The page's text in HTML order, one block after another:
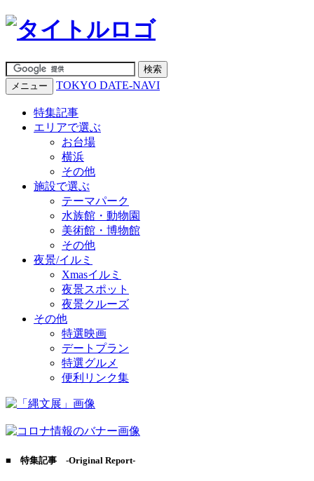
メニュー TOKYO DATE-NAVI
特集記事
エリアで選ぶ
お台場
横浜
その他
施設で選ぶ
テーマパーク
水族館・動物園
美術館・博物館
その他
夜景/イルミ
Xmasイルミ
夜景スポット
夜景クルーズ
その他
特選映画
デートプラン
特選グルメ
便利リンク集
■ 特集記事 -Original Report-